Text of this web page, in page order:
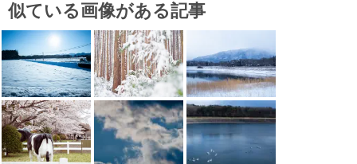
似ている画像がある記事